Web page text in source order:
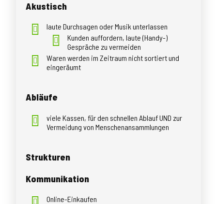
Akustisch
laute Durchsagen oder Musik unterlassen
Kunden auffordern, laute (Handy-)
Gespräche zu vermeiden
Waren werden im Zeitraum nicht sortiert und
eingeräumt
Abläufe
viele Kassen, für den schnellen Ablauf UND zur
Vermeidung von Menschenansammlungen
Strukturen
Kommunikation
Online-Einkaufen